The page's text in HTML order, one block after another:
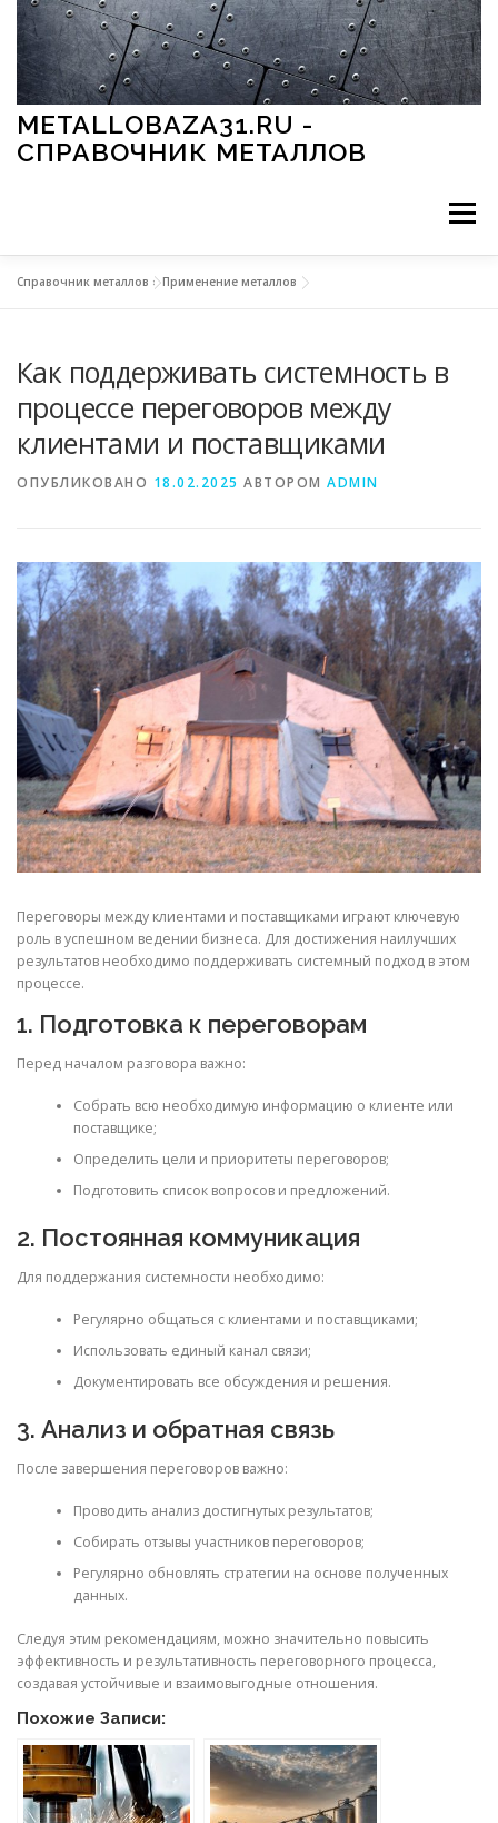
Перейти к содержимому
METALLOBAZA31.RU -
СПРАВОЧНИК МЕТАЛЛОВ
Меню
МЕТАЛЛЫ И ОКРУЖАЮЩАЯ СРЕДА
СТАТЬИ
Справочник металлов »Применение металлов
Как поддерживать системность в
процессе переговоров между
клиентами и поставщиками
ОПУБЛИКОВАНО 18.02.2025 АВТОРОМ ADMIN
Переговоры между клиентами и поставщиками играют ключевую
роль в успешном ведении бизнеса. Для достижения наилучших
результатов необходимо поддерживать системный подход в этом
процессе.
1. Подготовка к переговорам
Перед началом разговора важно:
Собрать всю необходимую информацию о клиенте или
поставщике;
Определить цели и приоритеты переговоров;
Подготовить список вопросов и предложений.
2. Постоянная коммуникация
Для поддержания системности необходимо:
Регулярно общаться с клиентами и поставщиками;
Использовать единый канал связи;
Документировать все обсуждения и решения.
3. Анализ и обратная связь
После завершения переговоров важно:
Проводить анализ достигнутых результатов;
Собирать отзывы участников переговоров;
Регулярно обновлять стратегии на основе полученных
данных.
Следуя этим рекомендациям, можно значительно повысить
эффективность и результативность переговорного процесса,
создавая устойчивые и взаимовыгодные отношения.
Похожие Записи: